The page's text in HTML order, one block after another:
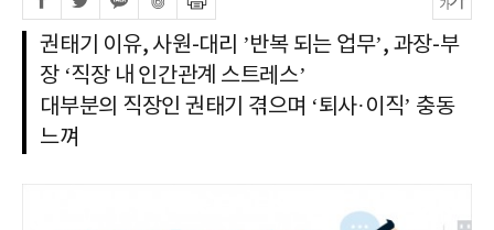
권태기 이유, 사원-대리 ’반복 되는 업무’, 과장-부
장 ‘직장 내 인간관계 스트레스’
대부분의 직장인 권태기 겪으며 ‘퇴사·이직’ 충동
느껴